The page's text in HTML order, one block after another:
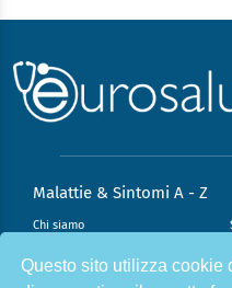
Questo sito utilizza cookie
Malattie & Sintomi A - Z
Chi siamo
Infiammazione e Allergia